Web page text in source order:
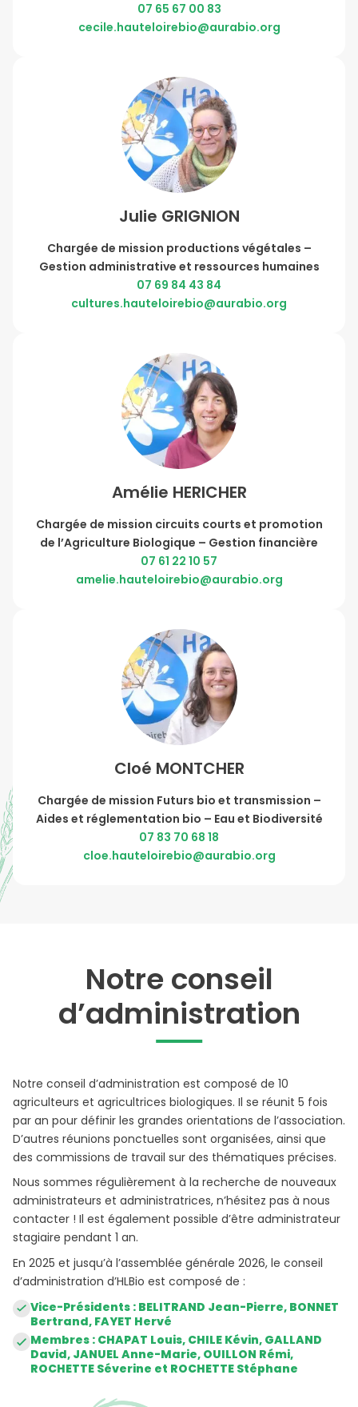
07 65 67 00 83
cecile.hauteloirebio@aurabio.org
Julie GRIGNION
Chargée de mission productions végétales –
Gestion administrative et ressources humaines
07 69 84 43 84
cultures.hauteloirebio@aurabio.org
Amélie HERICHER
Chargée de mission circuits courts et promotion
de l’Agriculture Biologique – Gestion financière
07 61 22 10 57
amelie.hauteloirebio@aurabio.org
Cloé MONTCHER
Chargée de mission Futurs bio et transmission –
Aides et réglementation bio – Eau et Biodiversité
07 83 70 68 18
cloe.hauteloirebio@aurabio.org
Notre conseil
d’administration
Notre conseil d’administration est composé de 10
agriculteurs et agricultrices biologiques. Il se réunit 5 fois
par an pour définir les grandes orientations de l’association.
D’autres réunions ponctuelles sont organisées, ainsi que
des commissions de travail sur des thématiques précises.
Nous sommes régulièrement à la recherche de nouveaux
administrateurs et administratrices, n’hésitez pas à nous
contacter ! Il est également possible d’être administrateur
stagiaire pendant 1 an.
En 2025 et jusqu’à l’assemblée générale 2026, le conseil
d’administration d’HLBio est composé de :
Vice-Présidents : BELITRAND Jean-Pierre, BONNET
Bertrand, FAYET Hervé
Membres : CHAPAT Louis, CHILE Kévin, GALLAND
David, JANUEL Anne-Marie, OUILLON Rémi,
ROCHETTE Séverine et ROCHETTE Stéphane